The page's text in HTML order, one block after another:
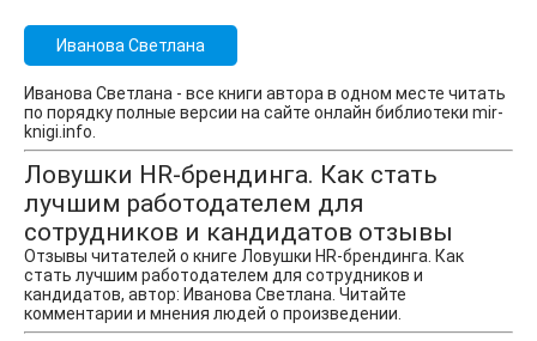
Иванова Светлана
Иванова Светлана - все книги автора в одном месте читать
по порядку полные версии на сайте онлайн библиотеки mir-
knigi.info.
Ловушки HR-брендинга. Как стать
лучшим работодателем для
сотрудников и кандидатов отзывы
Отзывы читателей о книге Ловушки HR-брендинга. Как
стать лучшим работодателем для сотрудников и
кандидатов, автор: Иванова Светлана. Читайте
комментарии и мнения людей о произведении.